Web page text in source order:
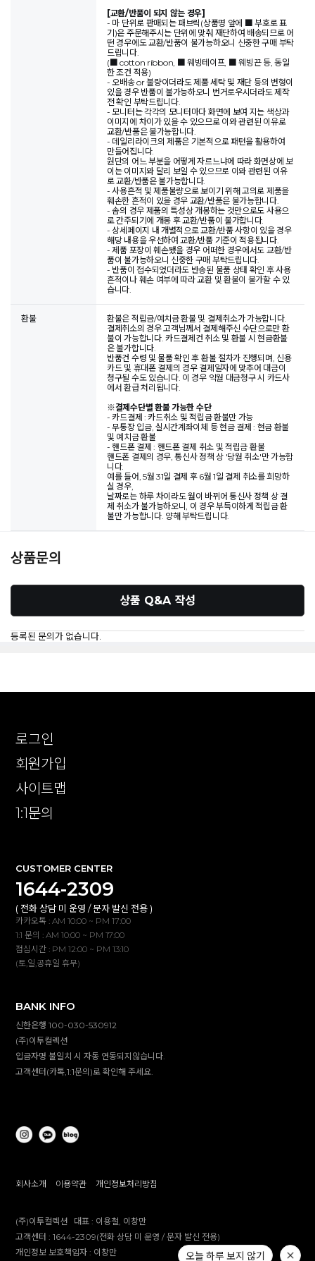
[교환/반품이 되지 않는 경우]
- 마 단위로 판매되는 패브릭(상품명 앞에 ■ 부호로 표
기)은 주문해주시는 단위에 맞춰 재단하여 배송되므로 어
떤 경우에도 교환/반품이 불가능하오니 신중한 구매 부탁
드립니다.
(■ cotton ribbon, ■ 웨빙테이프, ■ 웨빙끈 등, 동일
한 조건 적용)
- 오배송 or 불량이더라도 제품 세탁 및 재단 등의 변형이
있을 경우 반품이 불가능하오니 번거로우시더라도 제작
전 확인 부탁드립니다.
- 모니터는 각각의 모니터마다 화면에 보여 지는 색상과
이미지에 차이가 있을 수 있으므로 이와 관련된 이유로
교환/반품은 불가능합니다.
- 데일리라이크의 제품은 기본적으로 패턴을 활용하여
만들어집니다.
원단의 어느 부분을 어떻게 자르느냐에 따라 화면상에 보
이는 이미지와 달리 보일 수 있으므로 이와 관련된 이유
로 교환/반품은 불가능합니다.
- 사용흔적 및 제품불량으로 보이기 위해 고의로 제품을
훼손한 흔적이 있을 경우 교환/반품은 불가능합니다.
- 솜의 경우 제품의 특성상 개봉하는 것만으로도 사용으
로 간주되기에 개봉 후 교환/반품이 불가합니다.
- 상세페이지 내 개별적으로 교환/반품 사항이 있을 경우
해당 내용을 우선하여 교환/반품 기준이 적용됩니다.
- 제품 포장이 훼손됐을 경우 어떠한 경우에서도 교환/반
품이 불가능하오니 신중한 구매 부탁드립니다.
- 반품이 접수되었더라도 반송된 물품 상태 확인 후 사용
흔적이나 훼손 여부에 따라 교환 및 환불이 불가할 수 있
습니다.
환불
환불은 적립금/예치금 환불 및 결제취소가 가능합니다.
결제취소의 경우 고객님께서 결제해주신 수단으로만 환
불이 가능합니다. 카드결제건 취소 및 환불 시 현금환불
은 불가합니다.
반품건 수령 및 물품 확인 후 환불 절차가 진행되며, 신용
카드 및 휴대폰 결제의 경우 결제일자에 맞추어 대금이
청구될 수도 있습니다. 이 경우 익월 대금청구 시 카드사
에서 환급 처리됩니다.
※결제수단별 환불 가능한 수단
- 카드결제 : 카드취소 및 적립금 환불만 가능
- 무통장 입금, 실시간계좌이체 등 현금 결제 : 현금 환불
및 예치금 환불
- 핸드폰 결제 : 핸드폰 결제 취소 및 적립금 환불
핸드폰 결제의 경우, 통신사 정책 상 '당월 취소'만 가능합
니다.
예를 들어, 5월 31일 결제 후 6월 1일 결제 취소를 희망하
실 경우,
날짜로는 하루 차이라도 월이 바뀌어 통신사 정책 상 결
제 취소가 불가능하오니, 이 경우 부득이하게 적립금 환
불만 가능합니다. 양해 부탁드립니다.
상품문의
상품 Q&A 작성
등록된 문의가 없습니다.
로그인
회원가입
사이트맵
1:1문의
CUSTOMER CENTER
1644-2309
( 전화 상담 미 운영 / 문자 발신 전용 )
카카오톡 : AM 10:00 ~ PM 17:00
1:1 문의 : AM 10:00 ~ PM 17:00
점심시간 : PM 12:00 ~ PM 13:10
(토,일,공휴일 휴무)
BANK INFO
신한은행 100-030-530912
(주)이투컬렉션
입금자명 불일치 시 자동 연동되지않습니다.
고객센터(카톡,1:1문의)로 확인해 주세요.
회사소개 이용약관 개인정보처리방침
(주)이투컬렉션 대표 : 이용철, 이창만
고객센터 :1644-2309(전화 상담 미 운영 / 문자 발신 전용)
개인정보 보호책임자 : 이창만 오늘 하루 보지 않기